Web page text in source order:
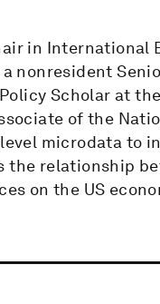
in International
nonresident
Scholar at
of the
microdata to
the relationship
on the US